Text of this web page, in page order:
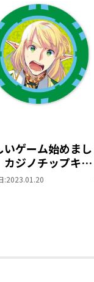
いゲーム始めまし
カジノチップキー
ー【お茶漬】
:2023.01.20